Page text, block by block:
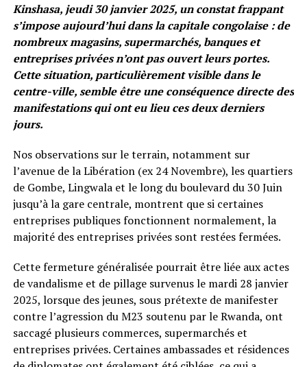
Kinshasa, jeudi 30 janvier 2025, un constat frappant
s’impose aujourd’hui dans la capitale congolaise : de
nombreux magasins, supermarchés, banques et
entreprises privées n’ont pas ouvert leurs portes.
Cette situation, particulièrement visible dans le
centre-ville, semble être une conséquence directe des
manifestations qui ont eu lieu ces deux derniers
jours.
Nos observations sur le terrain, notamment sur
l’avenue de la Libération (ex 24 Novembre), les quartiers
de Gombe, Lingwala et le long du boulevard du 30 Juin
jusqu’à la gare centrale, montrent que si certaines
entreprises publiques fonctionnent normalement, la
majorité des entreprises privées sont restées fermées.
Cette fermeture généralisée pourrait être liée aux actes
de vandalisme et de pillage survenus le mardi 28 janvier
2025, lorsque des jeunes, sous prétexte de manifester
contre l’agression du M23 soutenu par le Rwanda, ont
saccagé plusieurs commerces, supermarchés et
entreprises privées. Certaines ambassades et résidences